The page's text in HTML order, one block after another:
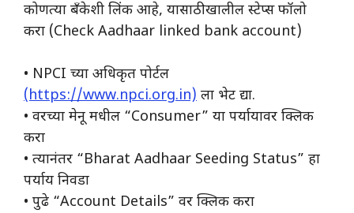
कोणत्या बँकेशी लिंक आहे, यासाठी खालील स्टेप्स फॉलो
करा (Check Aadhaar linked bank account)
• NPCI च्या अधिकृत पोर्टल
(https://www.npci.org.in) ला भेट द्या.
• वरच्या मेनू मधील “Consumer” या पर्यायावर क्लिक
करा
• त्यानंतर “Bharat Aadhaar Seeding Status” हा
पर्याय निवडा
• पुढे “Account Details” वर क्लिक करा